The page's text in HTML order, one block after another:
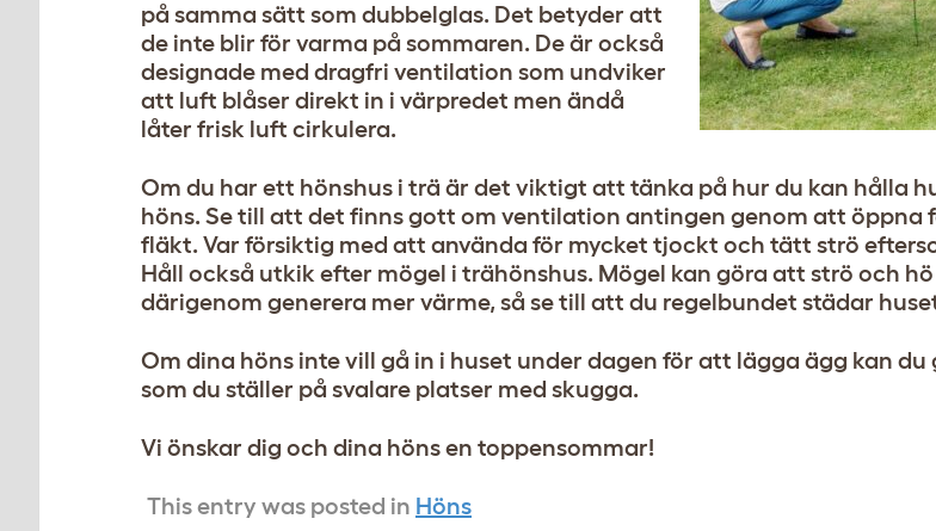
på samma sätt som dubbelglas. Det betyder att
de inte blir för varma på sommaren. De är också
designade med dragfri ventilation som undviker
att luft blåser direkt in i värpredet men ändå
låter frisk luft cirkulera.
Om du har ett hönshus i trä är det viktigt att tänka på hur du kan hålla
höns. Se till att det finns gott om ventilation antingen genom att öppna
fläkt. Var försiktig med att använda för mycket tjockt och tätt strö
Håll också utkik efter mögel i trähönshus. Mögel kan göra att strö och
därigenom generera mer värme, så se till att du regelbundet städar
Om dina höns inte vill gå in i huset under dagen för att lägga ägg kan
som du ställer på svalare platser med skugga.
Vi önskar dig och dina höns en toppensommar!
This entry was posted in Höns